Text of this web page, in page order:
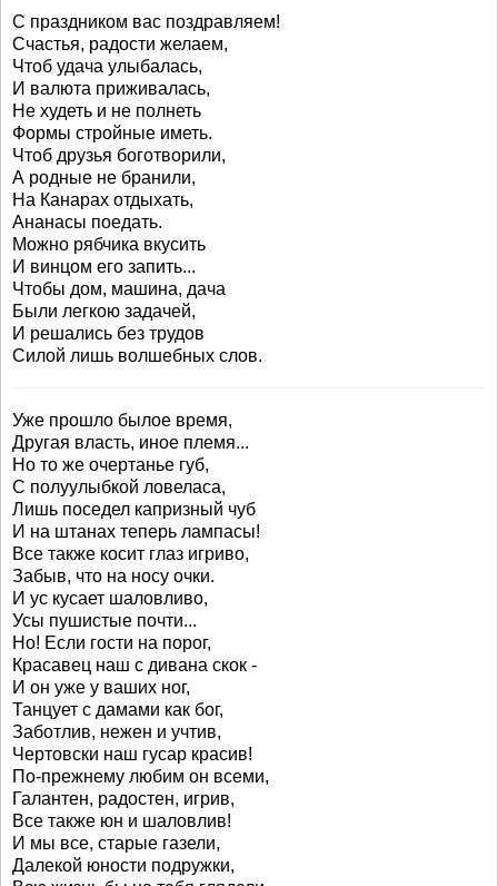
С праздником вас поздравляем!
Счастья, радости желаем,
Чтоб удача улыбалась,
И валюта приживалась,
Не худеть и не полнеть
Формы стройные иметь.
Чтоб друзья боготворили,
А родные не бранили,
На Канарах отдыхать,
Ананасы поедать.
Можно рябчика вкусить
И винцом его запить...
Чтобы дом, машина, дача
Были легкою задачей,
И решались без трудов
Силой лишь волшебных слов.
Уже прошло былое время,
Другая власть, иное племя...
Но то же очертанье губ,
С полуулыбкой ловеласа,
Лишь поседел капризный чуб
И на штанах теперь лампасы!
Все также косит глаз игриво,
Забыв, что на носу очки.
И ус кусает шаловливо,
Усы пушистые почти...
Но! Если гости на порог,
Красавец наш с дивана скок -
И он уже у ваших ног,
Танцует с дамами как бог,
Заботлив, нежен и учтив,
Чертовски наш гусар красив!
По-прежнему любим он всеми,
Галантен, радостен, игрив,
Все также юн и шаловлив!
И мы все, старые газели,
Далекой юности подружки,